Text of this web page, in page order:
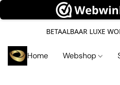
BETAALBAAR LUXE
Home Webshop